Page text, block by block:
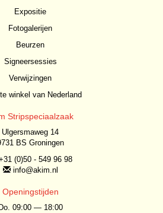
Expositie
Fotogalerijen
Beurzen
Signeersessies
Verwijzingen
winkel van Nederland
Stripspeciaalzaak
Ulgersmaweg 14
BS Groningen
(0)50 - 549 96 98
info@akim.nl
Openingstijden
Do. 09:00 — 18:00